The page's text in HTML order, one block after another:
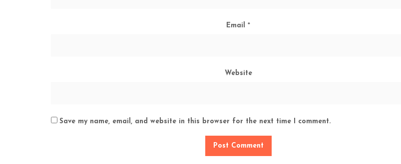
Email *
Website
Save my name, email, and website in this browser for the next time I comment.